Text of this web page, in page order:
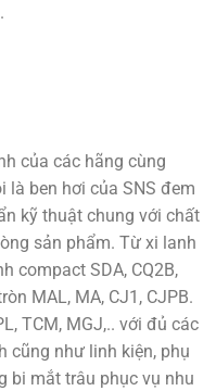
của các hãng cùng
là ben hơi của SNS đem
kỹ thuật chung với chất
sản phẩm. Từ xi lanh
compact SDA, CQ2B,
MAL, MA, CJ1, CJPB.
TCM, MGJ,.. với đủ các
cũng như linh kiện, phụ
bi mắt trâu phục vụ nhu